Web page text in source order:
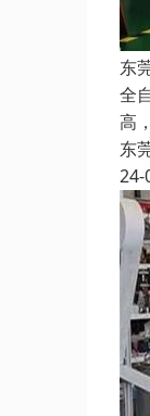
东
全
高
东
24-